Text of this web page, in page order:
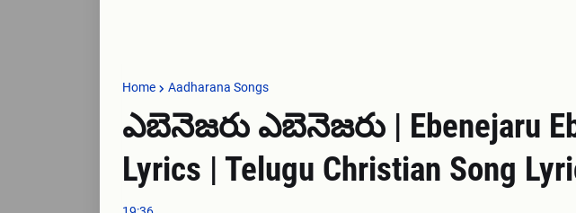
Home Aadharana Songs
ఎబెనెజరు ఎబెనెజరు | Ebenejaru
Lyrics | Telugu Christian Song